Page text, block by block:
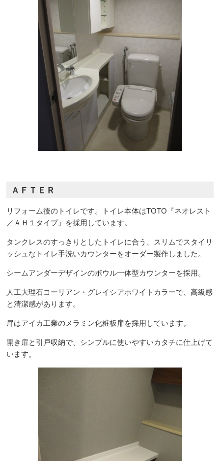
ＡＦＴＥＲ
リフォーム後のトイレです。トイレ本体はTOTO『ネオレスト
／ＡＨ１タイプ』を採用しています。
タンクレスのすっきりとしたトイレに合う、スリムでスタイリ
ッシュなトイレ手洗いカウンターをオーダー製作しました。
シームアンダーデザインのボウル一体型カウンターを採用。
人工大理石コーリアン・グレイシアホワイトカラーで、高級感
と清潔感があります。
扉はアイカ工業のメラミン化粧板扉を採用しています。
開き扉と引戸収納で、シンプルに使いやすいカタチに仕上げて
います。